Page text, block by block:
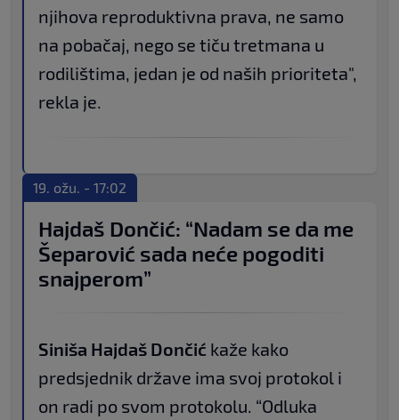
njihova reproduktivna prava, ne samo
na pobačaj, nego se tiču tretmana u
rodilištima, jedan je od naših prioriteta",
rekla je.
19. ožu. - 17:02
Hajdaš Dončić: “Nadam se da me
Šeparović sada neće pogoditi
snajperom”
Siniša Hajdaš Dončić kaže kako
predsjednik države ima svoj protokol i
on radi po svom protokolu. “Odluka